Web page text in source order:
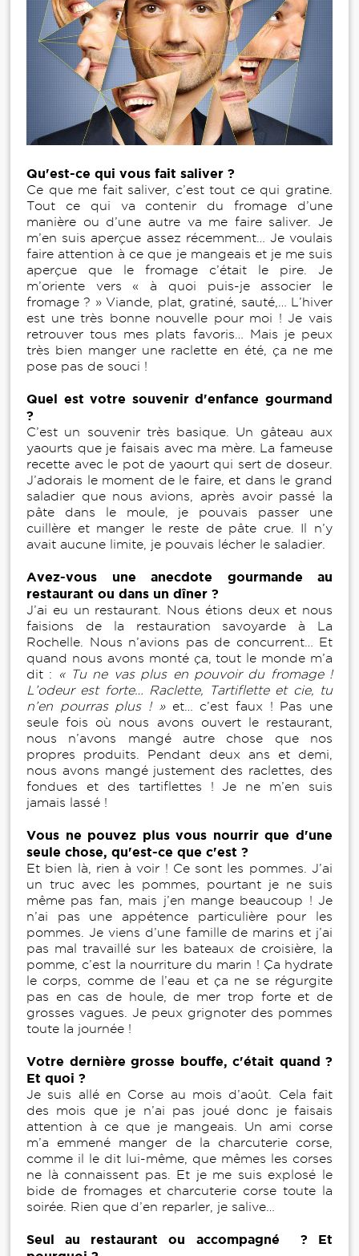
Qu'est-ce qui vous fait saliver ?
Ce que me fait saliver, c’est tout ce qui gratine.
Tout ce qui va contenir du fromage d’une
manière ou d’une autre va me faire saliver. Je
m’en suis aperçue assez récemment… Je voulais
faire attention à ce que je mangeais et je me suis
aperçue que le fromage c’était le pire. Je
m’oriente vers « à quoi puis-je associer le
fromage ? » Viande, plat, gratiné, sauté,… L’hiver
est une très bonne nouvelle pour moi ! Je vais
retrouver tous mes plats favoris… Mais je peux
très bien manger une raclette en été, ça ne me
pose pas de souci !
Quel est votre souvenir d'enfance gourmand
?
C’est un souvenir très basique. Un gâteau aux
yaourts que je faisais avec ma mère. La fameuse
recette avec le pot de yaourt qui sert de doseur.
J’adorais le moment de le faire, et dans le grand
saladier que nous avions, après avoir passé la
pâte dans le moule, je pouvais passer une
cuillère et manger le reste de pâte crue. Il n’y
avait aucune limite, je pouvais lécher le saladier.
Avez-vous une anecdote gourmande au
restaurant ou dans un dîner ?
J’ai eu un restaurant. Nous étions deux et nous
faisions de la restauration savoyarde à La
Rochelle. Nous n’avions pas de concurrent… Et
quand nous avons monté ça, tout le monde m’a
dit :
« Tu ne vas plus en pouvoir du fromage !
L’odeur est forte… Raclette, Tartiflette et cie, tu
n’en pourras plus ! » et… c’est faux ! Pas une
seule fois où nous avons ouvert le restaurant,
nous n’avons mangé autre chose que nos
propres produits. Pendant deux ans et demi,
nous avons mangé justement des raclettes, des
fondues et des tartiflettes ! Je ne m’en suis
jamais lassé !
Vous ne pouvez plus vous nourrir que d'une
seule chose, qu'est-ce que c'est ?
Et bien là, rien à voir ! Ce sont les pommes. J’ai
un truc avec les pommes, pourtant je ne suis
même pas fan, mais j’en mange beaucoup ! Je
n’ai pas une appétence particulière pour les
pommes. Je viens d’une famille de marins et j’ai
pas mal travaillé sur les bateaux de croisière, la
pomme, c’est la nourriture du marin ! Ça hydrate
le corps, comme de l’eau et ça ne se régurgite
pas en cas de houle, de mer trop forte et de
grosses vagues. Je peux grignoter des pommes
toute la journée !
Votre dernière grosse bouffe, c'était quand ?
Et quoi ?
Je suis allé en Corse au mois d’août. Cela fait
des mois que je n’ai pas joué donc je faisais
attention à ce que je mangeais. Un ami corse
m’a emmené manger de la charcuterie corse,
comme il le dit lui-même, que mêmes les corses
ne là connaissent pas. Et je me suis explosé le
bide de fromages et charcuterie corse toute la
soirée. Rien que d’en reparler, je salive…
Seul au restaurant ou accompagné ? Et